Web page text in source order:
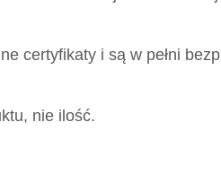
certyfikaty i są w pełni
nie ilość.